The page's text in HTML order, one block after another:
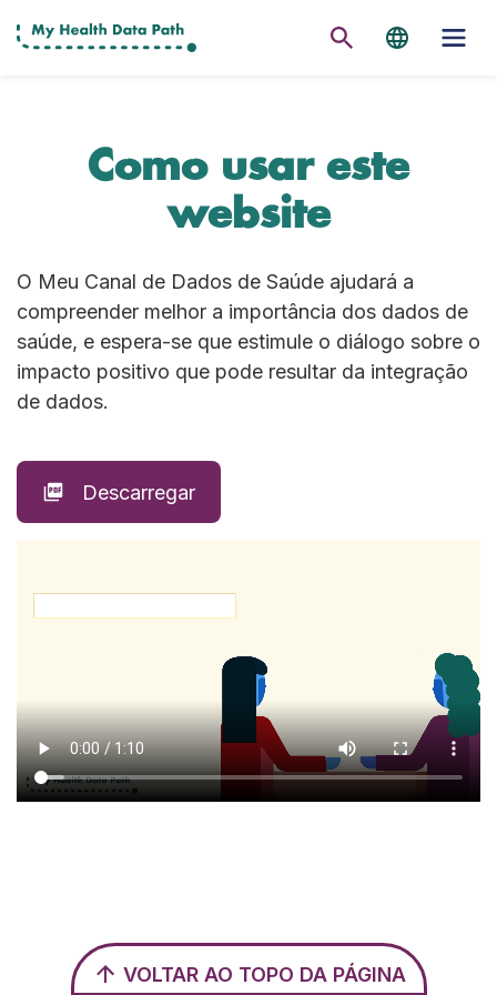
Como usar este
website
O Meu Canal de Dados de Saúde ajudará a
compreender melhor a importância dos dados de
saúde, e espera-se que estimule o diálogo sobre o
impacto positivo que pode resultar da integração
de dados.
Descarregar
VOLTAR AO TOPO DA PÁGINA